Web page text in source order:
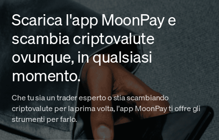
Scarica l'app MoonPay e
scambia criptovalute
ovunque, in qualsiasi
momento.
Che tu sia un trader esperto o stia scambiando
criptovalute per la prima volta, l'app MoonPay ti offre gli
strumenti per farlo.